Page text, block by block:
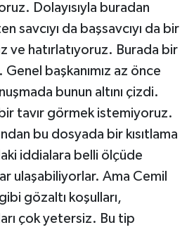
Dolayısıyla buradan
savcıyı da başsavcıyı da bir
ve hatırlatıyoruz. Burada bir
başkanımız az önce
bunun altını çizdi.
tavır görmek istemiyoruz.
bu dosyada bir kısıtlama
iddialara belli ölçüde
ulaşabiliyorlar. Ama Cemil
gözaltı koşulları,
çok yetersiz. Bu tip